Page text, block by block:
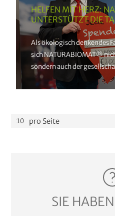
HELFEN MIT HERZ:
UNTERSTÜTZT DIE
Als ökologisch denkendes
sich NATURABIOMAT®
sondern auch der
verschrieben. Aus diesem
Schwaz mit einer
pro Seite
SIE